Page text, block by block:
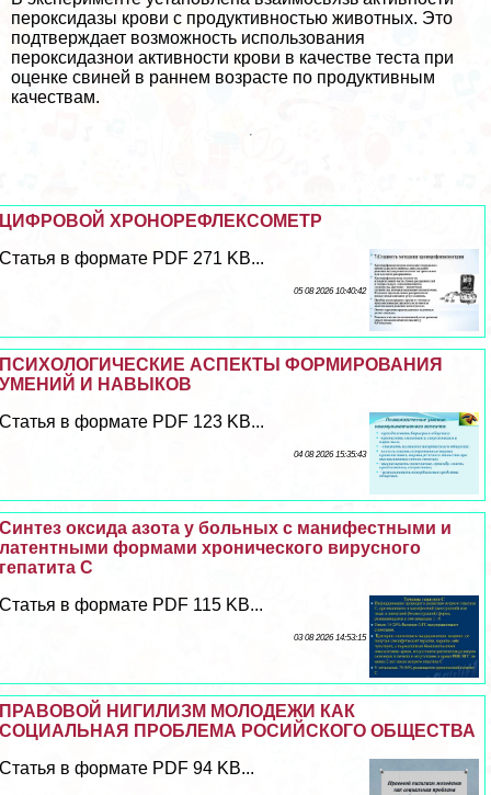
пероксидазы крови с продуктивностью животных. Это
подтверждает возможность использования
пероксидазнои активности крови в качестве теста при
оценке свиней в раннем возрасте по продуктивным
качествам.
ЦИФРОВОЙ ХРОНОРЕФЛЕКСОМЕТР
Статья в формате PDF 271 KB...
05 08 2026 10:40:42
ПСИХОЛОГИЧЕСКИЕ АСПЕКТЫ ФОРМИРОВАНИЯ
УМЕНИЙ И НАВЫКОВ
Статья в формате PDF 123 KB...
04 08 2026 15:35:43
Синтез оксида азота у больных с манифестными и
латентными формами хронического вирусного
гепатита С
Статья в формате PDF 115 KB...
03 08 2026 14:53:15
ПРАВОВОЙ НИГИЛИЗМ МОЛОДЕЖИ КАК
СОЦИАЛЬНАЯ ПРОБЛЕМА РОСИЙСКОГО ОБЩЕСТВА
Статья в формате PDF 94 KB...